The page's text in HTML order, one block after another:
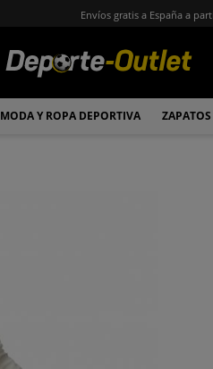
Envíos gratis a España a
MODA Y ROPA DEPORTIVA ZAPATOS